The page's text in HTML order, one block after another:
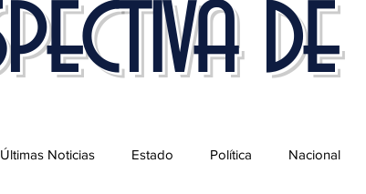
Últimas Noticias Estado Política Nacional